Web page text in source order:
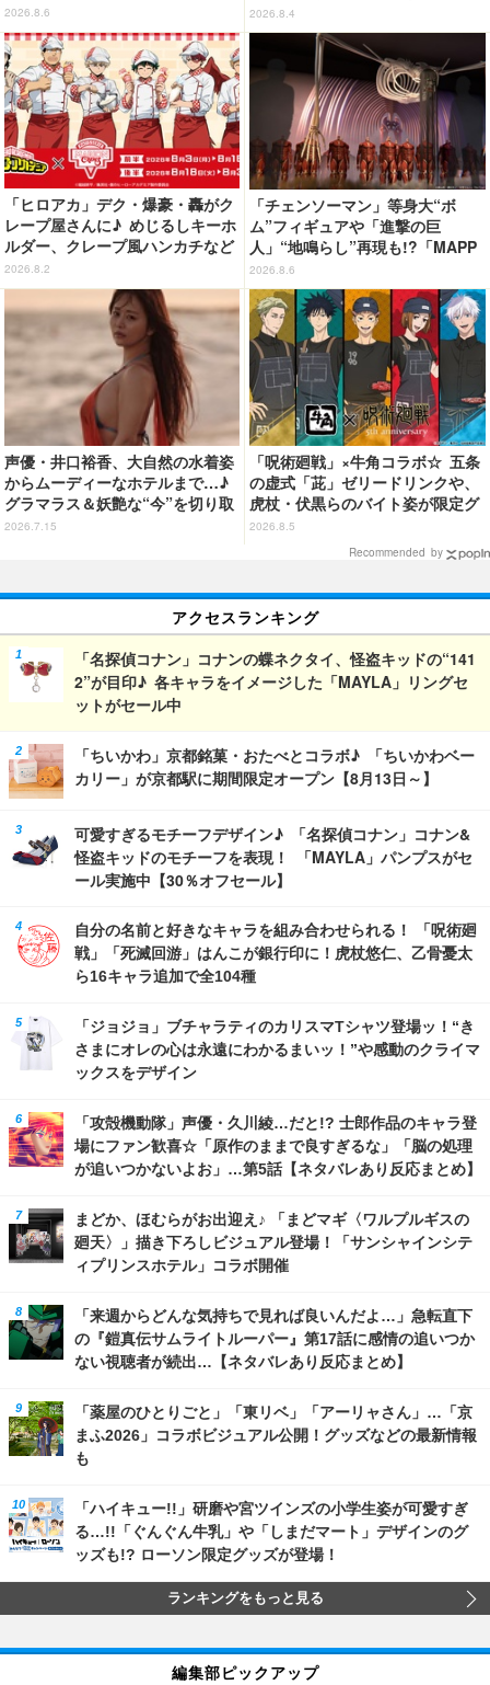
バッグ」が新登場
2026.8.6
が登場！ ミミックに食べられた
フリーレンも
2026.8.4
「ヒロアカ」デク・爆豪・轟がク
レープ屋さんに♪ めじるしキーホ
ルダー、クレープ風ハンカチなど
限定グッズ＆コラボクレープが登
場
2026.8.2
「チェンソーマン」等身大“ボ
ム”フィギュアや「進撃の巨
人」“地鳴らし”再現も!?「MAPP
A EXPO 15th Anniversary」展
示内容を公開
2026.8.6
声優・井口裕香、大自然の水着姿
からムーディーなホテルまで…♪
グラマラス＆妖艶な“今”を切り取
り！3冊目写真集が発売中
2026.7.15
「呪術廻戦」×牛角コラボ☆ 五条
の虚式「茈」ゼリードリンクや、
虎杖・伏黒らのバイト姿が限定グ
ッズに【8月26日～】
2026.8.5
Recommended by
アクセスランキング
「名探偵コナン」コナンの蝶ネクタイ、怪盗キッドの“141
2”が目印♪ 各キャラをイメージした「MAYLA」リングセ
ットがセール中
「ちいかわ」京都銘菓・おたべとコラボ♪ 「ちいかわベー
カリー」が京都駅に期間限定オープン【8月13日～】
可愛すぎるモチーフデザイン♪ 「名探偵コナン」コナン&
怪盗キッドのモチーフを表現！ 「MAYLA」パンプスがセ
ール実施中【30％オフセール】
自分の名前と好きなキャラを組み合わせられる！ 「呪術廻
戦」「死滅回游」はんこが銀行印に！虎杖悠仁、乙骨憂太
ら16キャラ追加で全104種
「ジョジョ」ブチャラティのカリスマTシャツ登場ッ！“き
さまにオレの心は永遠にわかるまいッ！”や感動のクライマ
ックスをデザイン
「攻殻機動隊」声優・久川綾…だと!? 士郎作品のキャラ登
場にファン歓喜☆「原作のままで良すぎるな」「脳の処理
が追いつかないよお」…第5話【ネタバレあり反応まとめ】
まどか、ほむらがお出迎え♪ 「まどマギ〈ワルプルギスの
廻天〉」描き下ろしビジュアル登場！「サンシャインシテ
ィプリンスホテル」コラボ開催
「来週からどんな気持ちで見れば良いんだよ…」急転直下
の『鎧真伝サムライトルーパー』第17話に感情の追いつか
ない視聴者が続出…【ネタバレあり反応まとめ】
「薬屋のひとりごと」「東リベ」「アーリャさん」…「京
まふ2026」コラボビジュアル公開！グッズなどの最新情報
も
「ハイキュー!!」研磨や宮ツインズの小学生姿が可愛すぎ
る…!!「ぐんぐん牛乳」や「しまだマート」デザインのグ
ッズも!? ローソン限定グッズが登場！
ランキングをもっと見る
編集部ピックアップ